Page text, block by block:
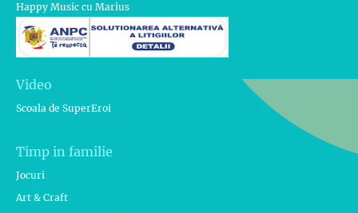
Happy Music cu Marius
Video
Scoala de SuperEroi
Timp in familie
Jocuri
Art & Craft